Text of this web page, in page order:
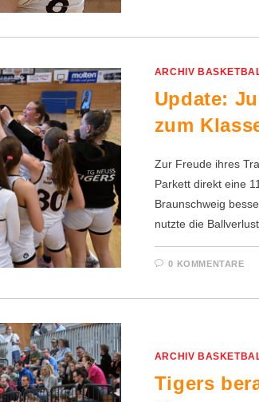
ARCHIV
Update:
zum
Zur Freude ihres
Parkett direkt eine
Braunschweig
nutzte die
0 KOMMENTARE
ARCHIV
Tigers